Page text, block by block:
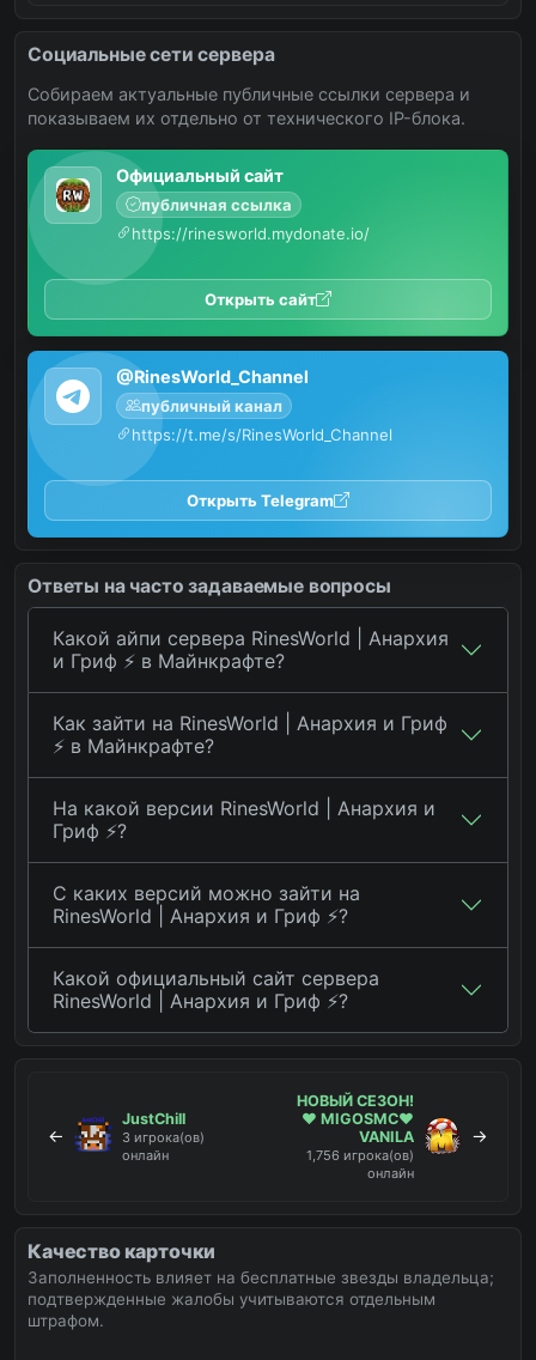
Социальные сети сервера
Собираем актуальные публичные ссылки сервера и
показываем их отдельно от технического IP-блока.
Официальный сайт
публичная ссылка
https://rinesworld.mydonate.io/
Открыть сайт
@RinesWorld_Channel
публичный канал
https://t.me/s/RinesWorld_Channel
Открыть Telegram
Ответы на часто задаваемые вопросы
Какой айпи сервера RinesWorld | Анархия
и Гриф ⚡ в Майнкрафте?
Как зайти на RinesWorld | Анархия и Гриф
⚡ в Майнкрафте?
На какой версии RinesWorld | Анархия и
Гриф ⚡?
С каких версий можно зайти на
RinesWorld | Анархия и Гриф ⚡?
Какой официальный сайт сервера
RinesWorld | Анархия и Гриф ⚡?
←
JustChill
3 игрока(ов)
онлайн
НОВЫЙ СЕЗОН!
❤️ MIGOSMC❤️
VANILA
1,756 игрока(ов)
онлайн
→
Качество карточки
Заполненность влияет на бесплатные звезды владельца;
подтвержденные жалобы учитываются отдельным
штрафом.